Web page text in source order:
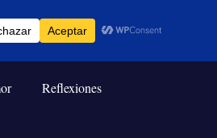
Reflexiones